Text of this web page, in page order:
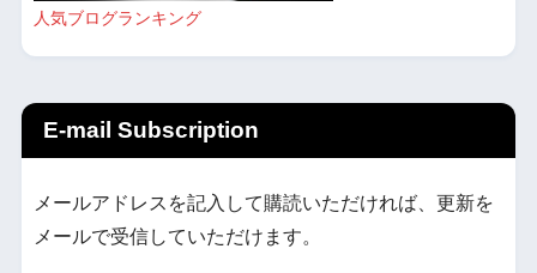
人気ブログランキング
E-mail Subscription
メールアドレスを記入して購読いただければ、更新を
メールで受信していただけます。